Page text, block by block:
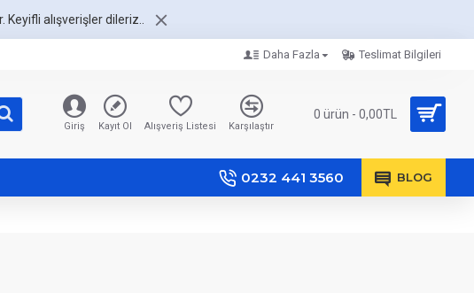
Keyifli alışverişler dileriz..
Daha Fazla Teslimat Bilgileri
Giriş Kayıt Ol Alışveriş Listesi Karşılaştır
0 ürün - 0,00TL
0232 441 3560 BLOG